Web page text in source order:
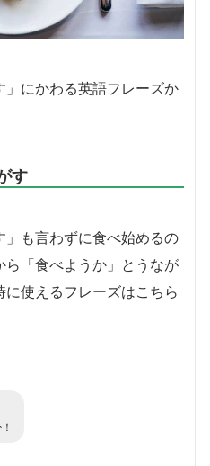
にかわる英語フレーズか
す
も言わずに食べ始めるの
「食べようか」とうなが
使えるフレーズはこちら